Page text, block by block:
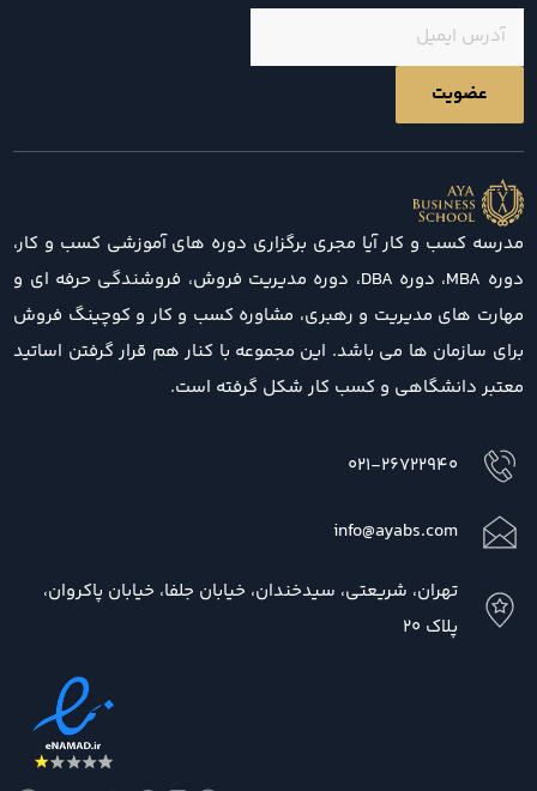
مدرسه کسب و کار آیا مجری برگزاری دوره های آموزشی کسب و کار،
دوره MBA، دوره DBA، دوره مدیریت فروش، فروشندگی حرفه ای و
مهارت های مدیریت و رهبری، مشاوره کسب و کار و کوچینگ فروش
برای سازمان ها می باشد. این مجموعه با کنار هم قرار گرفتن اساتید
معتبر دانشگاهی و کسب کار شکل گرفته است.
021-26722940
info@ayabs.com
تهران، شریعتی، سیدخندان، خیابان جلفا، خیابان پاکروان،
پلاک 20